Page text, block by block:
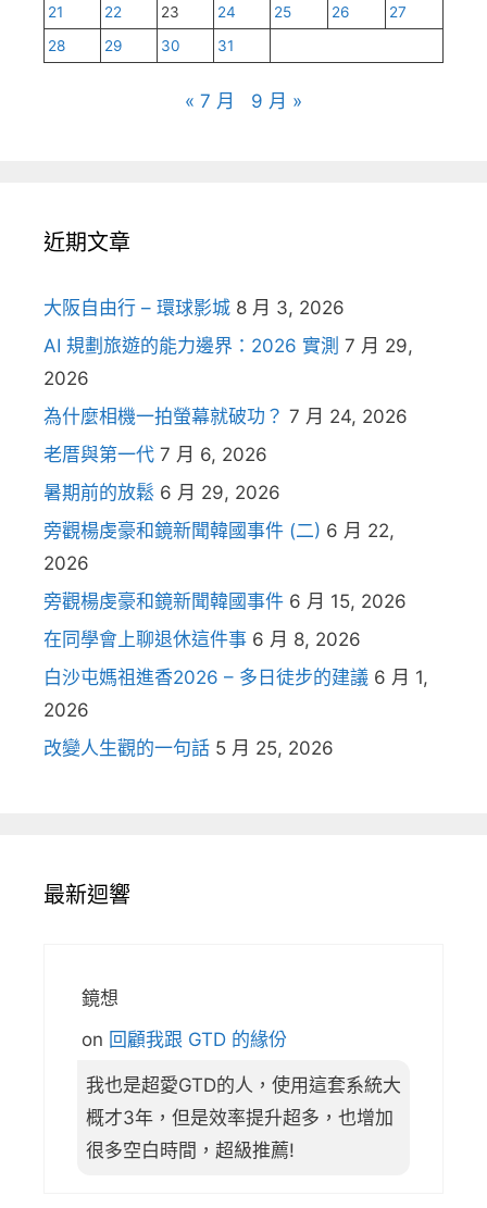
21
22 23 24 25 26
27
28
29 30 31
« 7 月 9 月 »
近期文章
大阪自由行 – 環球影城 8 月 3, 2026
AI 規劃旅遊的能力邊界：2026 實測 7 月 29,
2026
為什麼相機一拍螢幕就破功？ 7 月 24, 2026
老厝與第一代 7 月 6, 2026
暑期前的放鬆 6 月 29, 2026
旁觀楊虔豪和鏡新聞韓國事件 (二) 6 月 22,
2026
旁觀楊虔豪和鏡新聞韓國事件 6 月 15, 2026
在同學會上聊退休這件事 6 月 8, 2026
白沙屯媽祖進香2026 – 多日徒步的建議 6 月 1,
2026
改變人生觀的一句話 5 月 25, 2026
最新迴響
鏡想
on 回顧我跟 GTD 的緣份
我也是超愛GTD的人，使用這套系統大
概才3年，但是效率提升超多，也增加
很多空白時間，超級推薦!